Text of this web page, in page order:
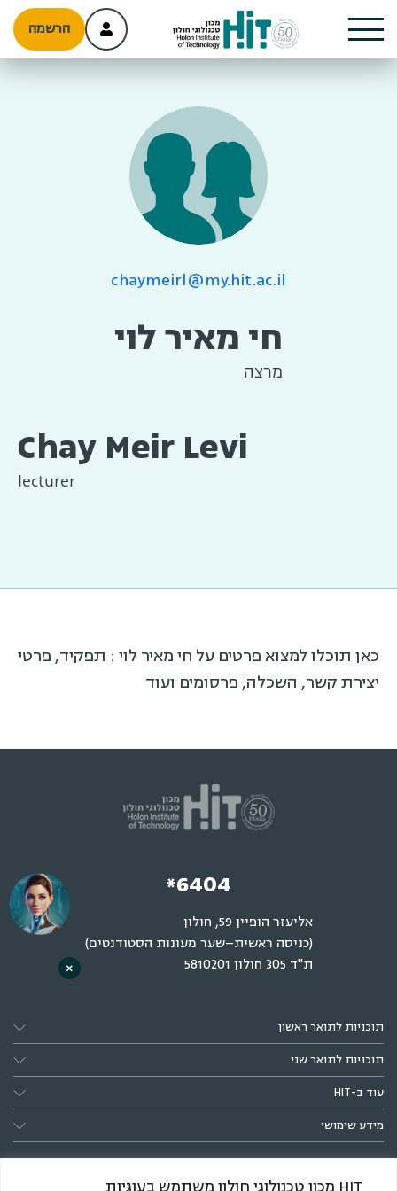
הרשמה
chaymeirl@my.hit.ac.il
חי מאיר לוי
מרצה
Chay Meir Levi
lecturer
כאן תוכלו למצוא פרטים על חי מאיר לוי : תפקיד, פרטי
יצירת קשר, השכלה, פרסומים ועוד
*6404
אליעזר הופיין 59, חולון
(כניסה ראשית–שער מעונות הסטודנטים)
ת"ד 305 חולון 5810201
תוכניות לתואר ראשון
תוכניות לתואר שני
עוד ב-HIT
מידע שימושי
×